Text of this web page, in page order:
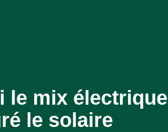
le mix électrique
le solaire